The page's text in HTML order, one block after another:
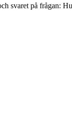
svaret på frågan: